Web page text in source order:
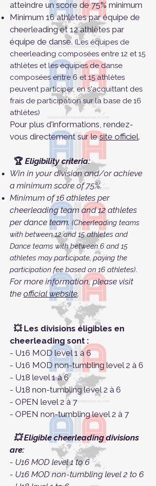
atteindre un score de 75% minimum
Minimum 16 athlètes par équipe de
cheerleading et 12 athlètes par
équipe de danse. (Les équipes de
cheerleading composées entre 12 et 15
athlètes et les équipes de danse
composées entre 6 et 15 athlètes
peuvent participer, en s'acquittant des
frais de participation sur la base de 16
athlètes)
Pour plus d'informations, rendez-
vous directement sur lesite officiel.
🏆 Eligibility criteria:
Win in your division and/or achieve
a minimum score of 75%.
Minimum of 16 athletes per
cheerleading team and 12 athletes
per dance team. (Cheerleading teams
with between 12 and 15 athletes and
Dance teams with between 6 and 15
athletes may participate, paying the
participation fee based on 16 athletes).
For more information, please visit
the official website.
💥 Les divisions éligibles en
cheerleading sont :
- U16 MOD level 1 à 6
- U16 MOD non-tumbling level 2 à 6
- U18 level 1 à 6
- U18 non-tumbling level 2 à 6
- OPEN level 2 à 7
- OPEN non-tumbling level 2 à 7
💥 Eligible cheerleading divisions
are:
- U16 MOD level 1 to 6
- U16 MOD non-tumbling level 2 to 6